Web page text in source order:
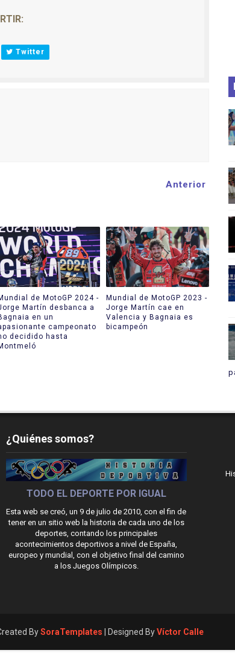
Twitter
Anterior
de MotoGP 2024 -
Martín desbanca a
en un
campeonato
decidido hasta
Mundial de MotoGP 2023 -
Jorge Martín cae en
Valencia y Bagnaia es
bicampeón
¿Quiénes somos?
TODO EL DEPORTE POR IGUAL
Esta web se creó, un 9 de julio de 2010, con el fin de
tener en un sitio web la historia de cada uno de los
deportes, contando los principales
acontecimientos deportivos a nivel de España,
europeo y mundial, con el objetivo final del camino
a los Juegos Olímpicos.
BySoraTemplates | Designed ByVíctor Calle